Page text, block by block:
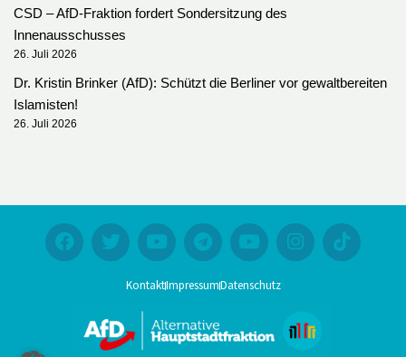
CSD – AfD-Fraktion fordert Sondersitzung des
Innenausschusses
26. Juli 2026
Dr. Kristin Brinker (AfD): Schützt die Berliner vor gewaltbereiten
Islamisten!
26. Juli 2026
KontaktImpressumDatenschutz